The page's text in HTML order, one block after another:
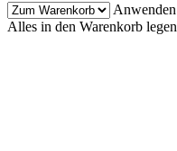
Anwenden
Alles in den Warenkorb legen